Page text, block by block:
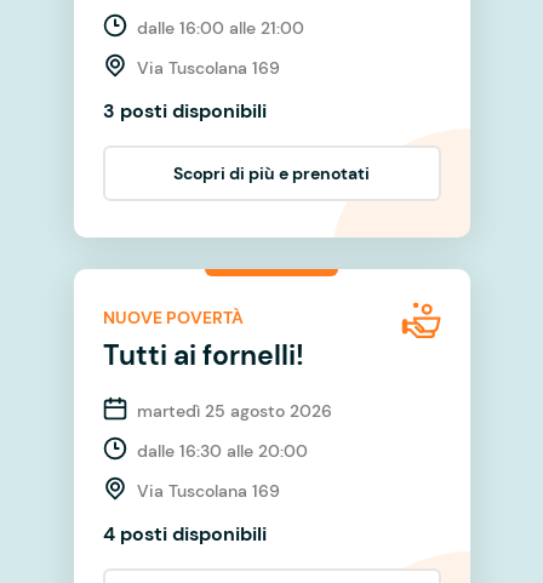
dalle 16:00 alle 21:00
Via Tuscolana 169
3 posti disponibili
Scopri di più e prenotati
NUOVE POVERTÀ
Tutti ai fornelli!
martedì 25 agosto 2026
dalle 16:30 alle 20:00
Via Tuscolana 169
4 posti disponibili